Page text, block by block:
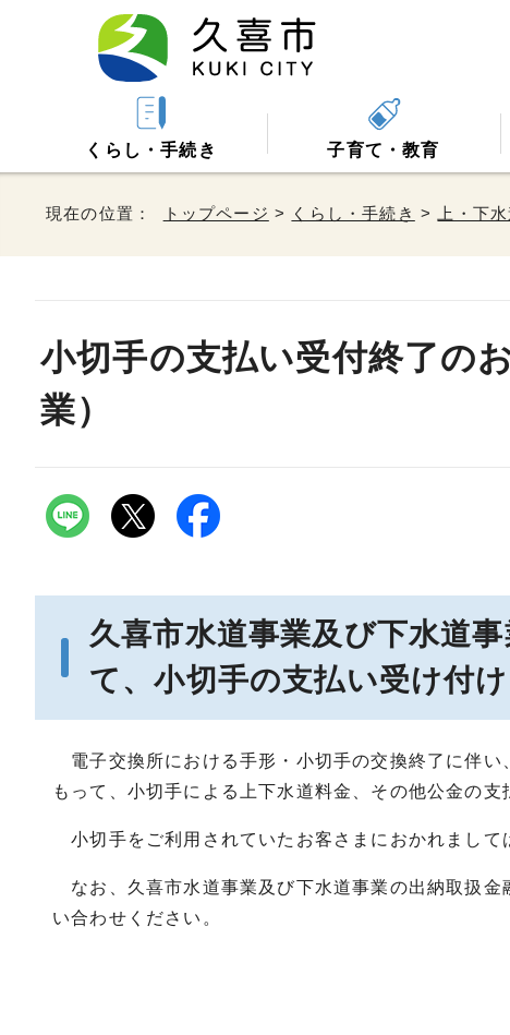
くらし・手続き 子育て・教育
現在の位置： トップページ > くらし・手続き > 上・下
小切手の支払い受付終了の
業）
久喜市水道事業及び下水道
て、小切手の支払い受け付
電子交換所における手形・小切手の交換終了に伴
もって、小切手による上下水道料金、その他公金の支
小切手をご利用されていたお客さまにおかれまして
なお、久喜市水道事業及び下水道事業の出納取扱金
い合わせください。